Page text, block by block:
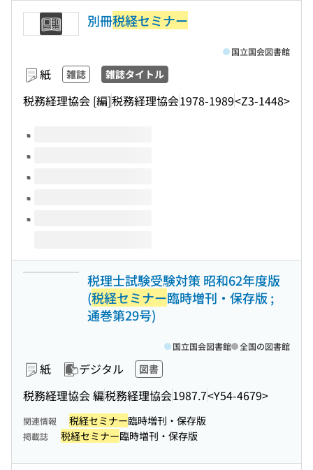
別冊税経セミナー
紙 雑誌 雑誌タイトル
税務経理協会 [編]税務経理協会1978-1989<Z3-1448>
国立国会図書館
このタイトルの巻号
税理士試験受験対策 昭和62年度版
(税経セミナー臨時増刊・保存版 ;
通巻第29号)
紙 デジタル 図書
税務経理協会 編税務経理協会1987.7<Y54-4679>
国立国会図書館 全国の図書館
関連情報 税経セミナー臨時増刊・保存版
掲載誌 税経セミナー臨時増刊・保存版